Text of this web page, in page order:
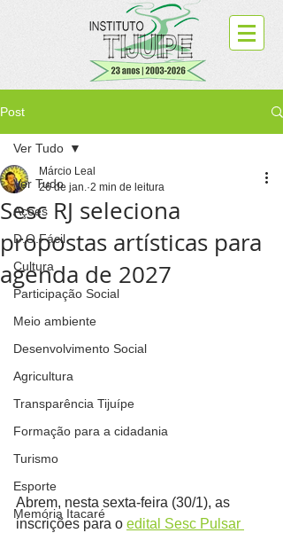
Post
Ver Tudo
Ações
D.O.Fácil
Cultura
Participação Social
Meio ambiente
Desenvolvimento Social
Agricultura
Transparência Tijuípe
Formação para a cidadania
Turismo
Esporte
Memória Itacaré
Ver Tudo
Sesc RJ seleciona
propostas artísticas para
agenda de 2027
Márcio Leal
26 de jan. 2 min de leitura
Abrem, nesta sexta-feira (30/1), as
inscrições para o edital Sesc Pulsar